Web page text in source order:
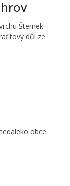
Šternek
důl ze
obce